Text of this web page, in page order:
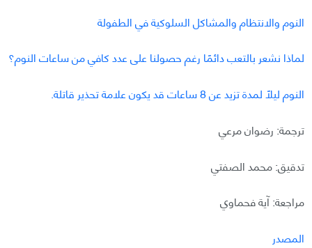
النوم والانتظام والمشاكل السلوكية في الطفولة
لماذا نشعر بالتعب دائمًا رغم حصولنا على عدد كافي من ساعات النوم؟
النوم ليلًا لمدة تزيد عن 8 ساعات قد يكون علامة تحذير قاتلة.
ترجمة: رضوان مرعي
تدقيق: محمد الصفتي
مراجعة: آية فحماوي
المصدر